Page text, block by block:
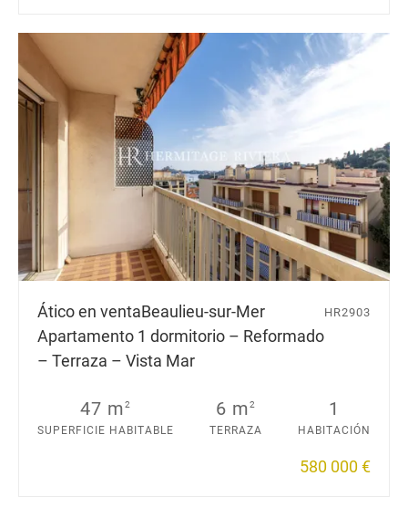
Ático en ventaBeaulieu-sur-Mer
Apartamento 1 dormitorio – Reformado
– Terraza – Vista Mar
HR2903
47 m2
SUPERFICIE HABITABLE
6 m2
TERRAZA
1
HABITACIÓN
580 000 €